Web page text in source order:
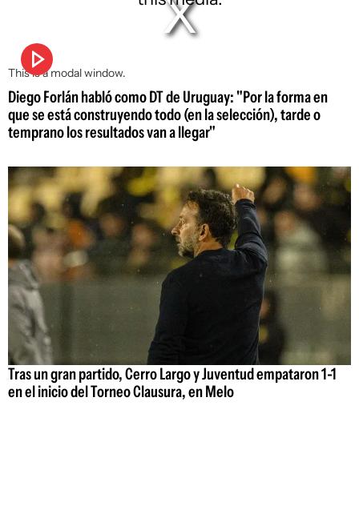
This is a modal window.
Diego Forlán habló como DT de Uruguay: "Por la forma en
que se está construyendo todo (en la selección), tarde o
temprano los resultados van a llegar"
Tras un gran partido, Cerro Largo y Juventud empataron 1-1
en el inicio del Torneo Clausura, en Melo